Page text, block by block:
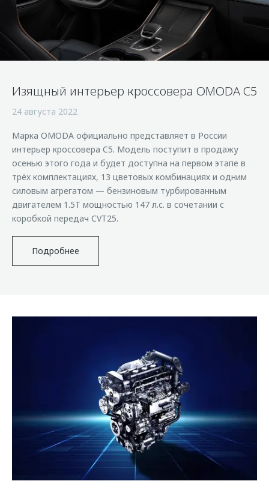
Страхование
Кредитный калькулятор
Аксессуары
Оригинальные аксессуары
Запчасти
Трейд-ин
Калькулятор трейд-ин
Клиентская поддержка
O&J Автоклуб
Клуб владельцев OMODA
Аксессуары
Одежда и сувениры
Оригинальные аксессуары
Запчасти
Обратная связь
Изящный интерьер кроссовера OMODA С5
24 августа 2022
Марка OMODA официально представляет в России
интерьер кроссовера C5. Модель поступит в продажу
осенью этого года и будет доступна на первом этапе в
трёх комплектациях, 13 цветовых комбинациях и одним
силовым агрегатом — бензиновым турбированным
двигателем 1.5T мощностью 147 л.с. в сочетании с
коробкой передач CVT25.
Подробнее